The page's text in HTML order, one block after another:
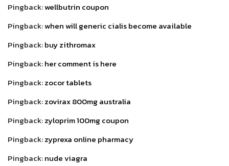
Pingback:wellbutrin coupon
Pingback:when will generic cialis become available
Pingback:buy zithromax
Pingback:her comment is here
Pingback:zocor tablets
Pingback:zovirax 800mg australia
Pingback:zyloprim 100mg coupon
Pingback:zyprexa online pharmacy
Pingback:nude viagra